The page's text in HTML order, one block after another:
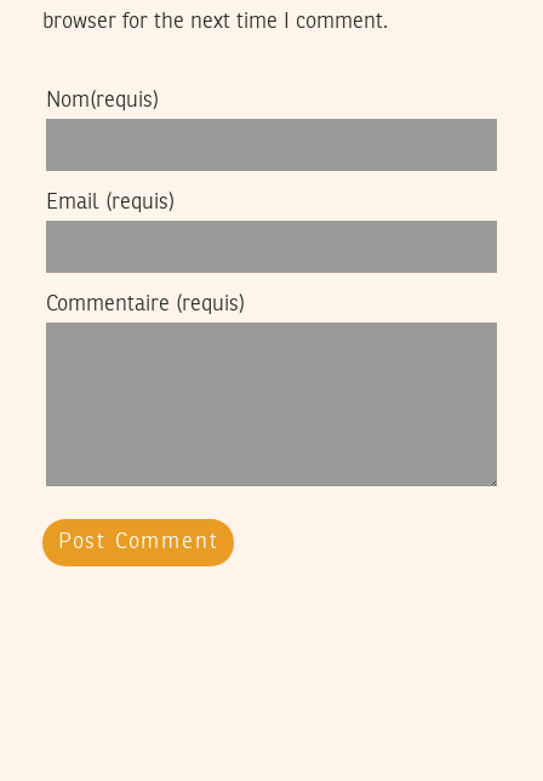
browser for the next time I comment.
Nom(requis)
Email (requis)
Commentaire (requis)